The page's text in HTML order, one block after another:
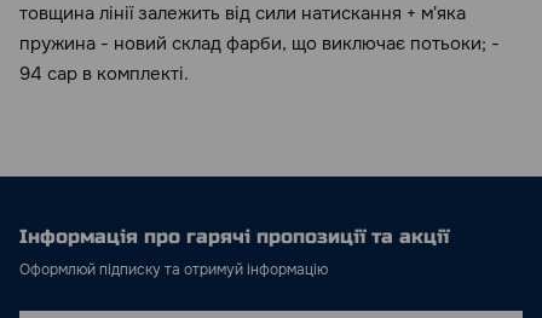
товщина лінії залежить від сили натискання + м'яка
пружина - новий склад фарби, що виключає потьоки; -
94 cap в комплекті.
Інформація про гарячі пропозиції та акції
Оформлюй підписку та отримуй інформацію